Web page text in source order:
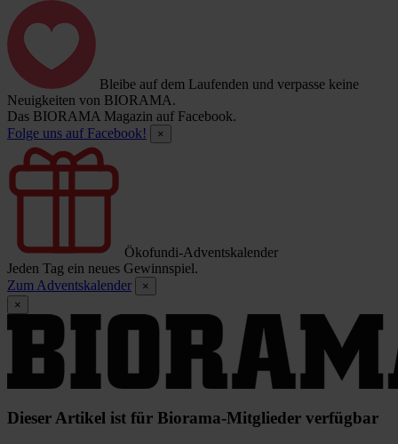
Bleibe auf dem Laufenden und verpasse keine
Neuigkeiten von BIORAMA.
Das BIORAMA Magazin auf Facebook.
Folge uns auf Facebook!
×
Ökofundi-Adventskalender
Jeden Tag ein neues Gewinnspiel.
Zum Adventskalender
×
×
Dieser Artikel ist für Biorama-Mitglieder verfügbar